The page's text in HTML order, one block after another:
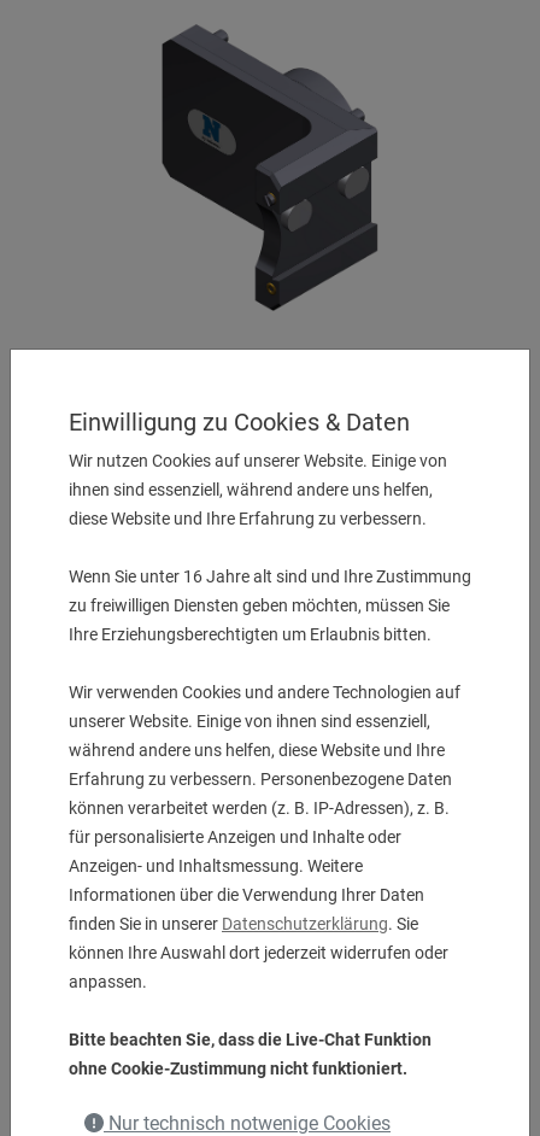
Einwilligung zu Cookies & Daten
Wir nutzen Cookies auf unserer Website. Einige von
ihnen sind essenziell, während andere uns helfen,
diese Website und Ihre Erfahrung zu verbessern.
Wenn Sie unter 16 Jahre alt sind und Ihre Zustimmung
zu freiwilligen Diensten geben möchten, müssen Sie
Ihre Erziehungsberechtigten um Erlaubnis bitten.
Wir verwenden Cookies und andere Technologien auf
unserer Website. Einige von ihnen sind essenziell,
während andere uns helfen, diese Website und Ihre
Erfahrung zu verbessern. Personenbezogene Daten
können verarbeitet werden (z. B. IP-Adressen), z. B.
für personalisierte Anzeigen und Inhalte oder
Anzeigen- und Inhaltsmessung. Weitere
Informationen über die Verwendung Ihrer Daten
finden Sie in unserer Datenschutzerklärung. Sie
können Ihre Auswahl dort jederzeit widerrufen oder
anpassen.
Bitte beachten Sie, dass die Live-Chat Funktion
ohne Cookie-Zustimmung nicht funktioniert.
Nur technisch notwenige Cookies
Spannschaft seitlich am Revolver
890,00 €
789,00 €
1 Stück auf Lager
+
Beschreibung & technische Details
Einsatz für Stechschwert 32
Schafttyp BMT
Werkzeugaufnahme Spannschaft SH 32
Kühlmittel EK
Downloads